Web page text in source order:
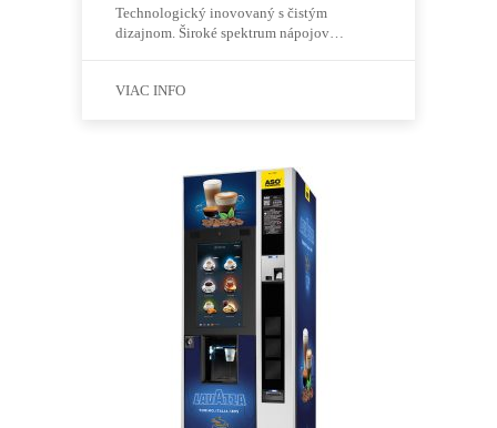
Technologický inovovaný s čistým
dizajnom. Široké spektrum nápojov…
VIAC INFO